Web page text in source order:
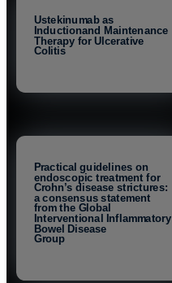
Ustekinumab as
Inductionand Maintenance
Therapy for Ulcerative
Colitis
Practical guidelines on
endoscopic treatment for
Crohn’s disease strictures:
a consensus statement
from the Global
Interventional Inflammatory
Bowel Disease
Group